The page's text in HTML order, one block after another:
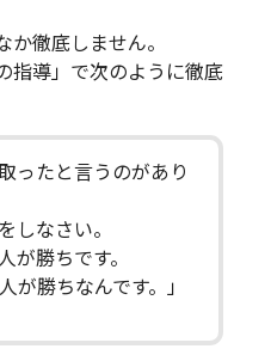
徹底しません。
指導」で次のように徹底
ったと言うのがあり
しなさい。
が勝ちです。
が勝ちなんです。」